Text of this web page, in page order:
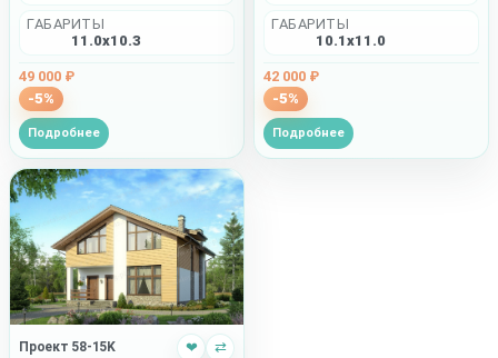
ГАБАРИТЫ
11.0x10.3
49 000 ₽
-5%
Подробнее
ГАБАРИТЫ
10.1x11.0
42 000 ₽
-5%
Подробнее
Проект 58-15K ❤ ⇄